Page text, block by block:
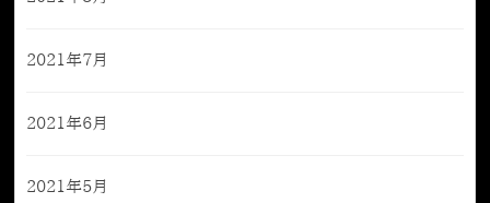
2021年7月
2021年6月
2021年5月